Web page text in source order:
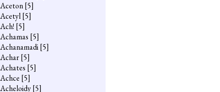
Aceton[5]
Acetyl[5]
Ach! [5]
Achamas [5]
Achanamadi[5]
Achar[5]
Achates [5]
Achce [5]
Acheloidy[5]